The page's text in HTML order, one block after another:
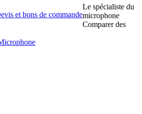
et bons de commande
Le spécialiste du
microphone
Comparer des